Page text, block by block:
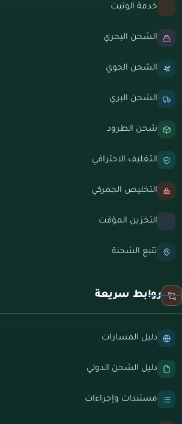
خدمة الونيت
الشحن البحري
الشحن الجوي
الشحن البري
شحن الطرود
التغليف الاحترافي
التخليص الجمركي
التخزين المؤقت
تتبع الشحنة
روابط سريعة
دليل المسارات
دليل الشحن الدولي
مستندات وإجراءات